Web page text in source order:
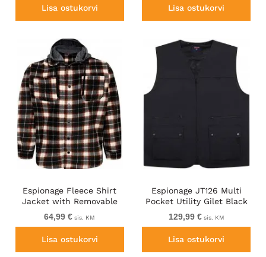
Lisa ostukorvi Lisa ostukorvi
Espionage Fleece Shirt
Jacket with Removable
Hood Black
64,99 € sis. KM
Lisa ostukorvi
Espionage JT126 Multi
Pocket Utility Gilet Black
129,99 €sis. KM
Lisa ostukorvi